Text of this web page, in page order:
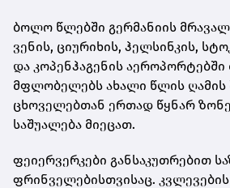
ბოლო წლებში გერმანიის
ვენის, ციურიხის, ჰელსინკის,
და კოპენჰაგენის
მფლობელებს ახალი წლის ღამის
ცხოველებთან ერთად წყნარ
საშუალება მიეცათ.
ფეიერვერკები განსაკუთრებით
ფრინველებისთვისაც.